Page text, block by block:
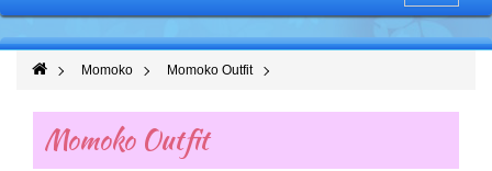
Momoko Momoko Outfit
Momoko Outfit